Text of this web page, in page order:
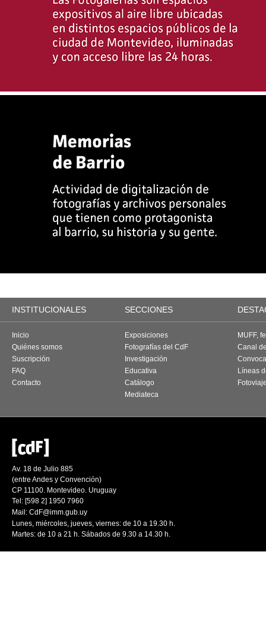
INSTITUCIONALES SECCIONES
Inicio
Quiénes somos
Suscripción
FAQ
Contacto
Exposiciones
Fotografías del CdF
Investigación
Educativa
Catálogo
Mediateca
MUFF,
Canal
Líneas
Av. 18 de Julio 885
(entre Andes y Convención)
CP 11100. Montevideo. Uruguay
Tel: [598 2] 1950 7960
Mail: CdF@imm.gub.uy
Lunes, miércoles, jueves, viernes: de 10 a 19.30 h.
Martes: de 10 a 21 h. Sábados de 9.30 a 14.30 h.